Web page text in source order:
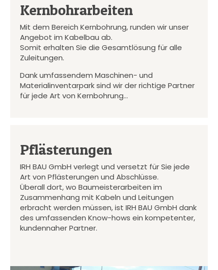
Kernbohrarbeiten
Mit dem Bereich Kernbohrung, runden wir unser
Angebot im Kabelbau ab.
Somit erhalten Sie die Gesamtlösung für alle
Zuleitungen.
Dank umfassendem Maschinen- und
Materialinventarpark sind wir der richtige Partner
für jede Art von Kernbohrung…
Pflästerungen
IRH BAU GmbH verlegt und versetzt für Sie jede
Art von Pflästerungen und Abschlüsse.
Überall dort, wo Baumeisterarbeiten im
Zusammenhang mit Kabeln und Leitungen
erbracht werden müssen, ist IRH BAU GmbH dank
des umfassenden Know-hows ein kompetenter,
kundennaher Partner.